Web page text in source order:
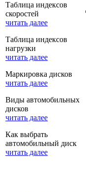
Таблица индексов
скоростей
читать далее
Таблица индексов
нагрузки
читать далее
Маркировка дисков
читать далее
Виды автомобильных
дисков
читать далее
Как выбрать
автомобильный диск
читать далее